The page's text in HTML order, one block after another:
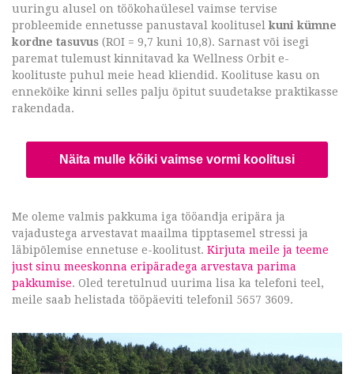
uuringu alusel on töökohaülesel vaimse tervise
probleemide ennetusse panustaval koolitusel kuni kümne
kordne tasuvus (ROI = 9,7 kuni 10,8). Sarnast või isegi
paremat tulemust kinnitavad ka Wellness Orbit e-
koolituste puhul meie head kliendid. Koolituse kasu on
ennekõike kinni selles palju õpitut suudetakse praktikasse
rakendada.
Näita mulle kõiki vaimse vormi koolitusi
Me oleme valmis pakkuma iga tööandja eripära ja
vajadustega arvestavat maailma tipptasemel stressi ja
läbipõlemise ennetuse e-koolitust. Kirjuta meile ja teeme
just sinu meeskonna eripäradega arvestava parima
pakkumise. Oled teretulnud uurima lisa ka telefoni teel,
meile saab helistada tööpäeviti telefonil 5657 3609.